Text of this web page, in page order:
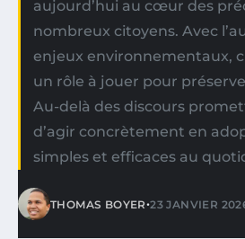
aujourd’hui au cœur des
nombreux citoyens. Avec
enjeux environnementaux,
un rôle à jouer pour
Au-delà des discours
d’agir concrètement en
simples et efficaces au
THOMAS BOYER•23 JANVIER